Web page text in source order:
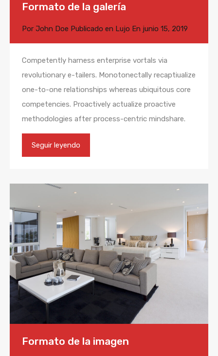
Formato de la galería
Por John Doe Publicado en Lujo En junio 15, 2019
Competently harness enterprise vortals via
revolutionary e-tailers. Monotonectally recaptiualize
one-to-one relationships whereas ubiquitous core
competencies. Proactively actualize proactive
methodologies after process-centric mindshare.
Seguir leyendo
Formato de la imagen